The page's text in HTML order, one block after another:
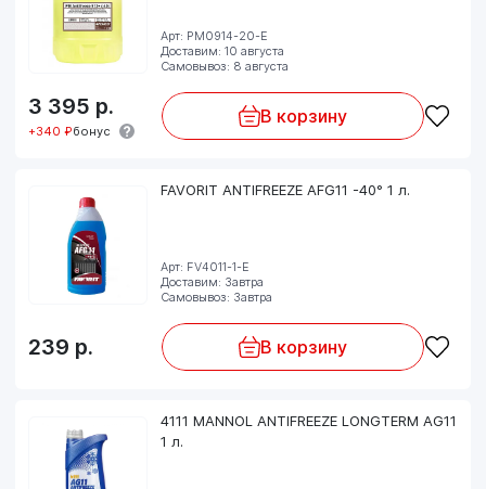
Арт: PM0914-20-E
Доставим: 10 августа
Самовывоз: 8 августа
3 395 р.
+340 ₽бонус
В корзину
FAVORIT ANTIFREEZE AFG11 -40° 1 л.
Арт: FV4011-1-E
Доставим: Завтра
Самовывоз: Завтра
239 р. В корзину
4111 MANNOL ANTIFREEZE LONGTERM AG11
1 л.